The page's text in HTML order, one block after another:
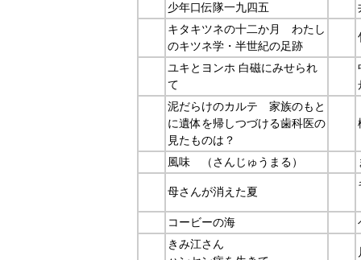
少年口伝隊一九四五
キタキツネの十二か月 わたし
のキツネ学・半世紀の足跡
ユキとヨンホ 白磁にみせられ
て
泥だらけのカルテ 家族のもと
に遺体を帰しつづける歯科医の
見たものは？
風味 （さんじゅうまる）
母さんが消えた夏
コービーの海
きみ江さん